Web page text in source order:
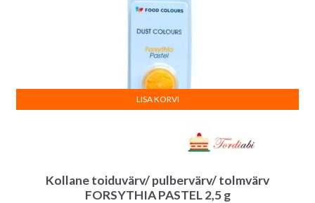
Kollane toiduvärv/ pulbervärv/ tolmvärv
FORSYTHIA PASTEL 2,5 g
LISA KORVI